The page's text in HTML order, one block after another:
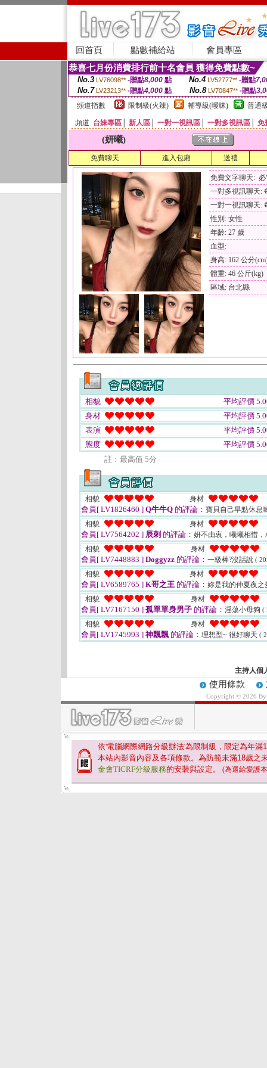
回首頁 點數補給站 會員專區
恭喜七月份消費排行前十名會員 獲得免費點數~
No.3 LV76098** -贈點8,000點 No.4 LV52777** -贈點
No.7 LV23213** -贈點4,000 點 No.8 LV70847** -贈點
頻道指數
限制級(火辣) 輔導級(曖昧) 普通
頻道 台妹專區 新人區 一對一視訊區 一對多視訊區 免
(妍曦)
免費聊天 進入包廂 送禮
免費文字聊天:
一對多視訊聊天:
一對一視訊聊天:
性別: 女性
年齡: 27 歲
血型:
身高: 162 公分
體重: 46 公斤(kg)
區域: 台北縣
相貌
平均評價
身材
平均評價
表演
平均評價
態度
平均評價
註﹕最高值 5分
相貌 身材
會員[ LV1826460 ] Q牛牛Q 的評論： 寶貝自己早點休息
相貌
身材
會員[ LV7564202 ] 辰刺 的評論： 妍不由衷，曦曦相惜
相貌
身材
會員[ LV7448883 ] Doggyzz 的評論： 一級棒?沒話說 (
相貌 身材
會員[ LV6589765 ] K哥之王 的評論： 妳是我的仲夏夜
相貌
身材
會員[ LV7167150 ] 孤單單身男子 的評論： 淫蕩小母狗 (
相貌 身材
會員[ LV1745993 ] 神飄飄 的評論： 理想型~ 很好聊天 (
主持人個
使用條款
Copyright © 2026
依'電腦網際網路分級辦法'為限制級，限定為年滿
本站內影音內容及各項條款。為防範未滿18歲之
金會TICRF分級服務的安裝與設定。 (為還給愛護